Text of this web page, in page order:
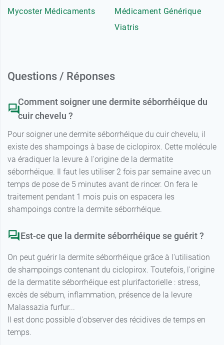
Mycoster Médicaments
Médicament Générique
Viatris
Questions / Réponses
Comment soigner une dermite séborrhéique du
cuir chevelu ?
Pour soigner une dermite séborrhéique du cuir chevelu, il
existe des shampoings à base de ciclopirox. Cette molécule
va éradiquer la levure à l'origine de la dermatite
séborrhéique. Il faut les utiliser 2 fois par semaine avec un
temps de pose de 5 minutes avant de rincer. On fera le
traitement pendant 1 mois puis on espacera les
shampoings contre la dermite séborrhéique.
Est-ce que la dermite séborrhéique se guérit ?
On peut guérir la dermite séborrhéique grâce à l'utilisation
de shampoings contenant du ciclopirox. Toutefois, l'origine
de la dermatite séborrhéique est plurifactorielle : stress,
excès de sébum, inflammation, présence de la levure
Malassazia furfur...
Il est donc possible d'observer des récidives de temps en
temps.